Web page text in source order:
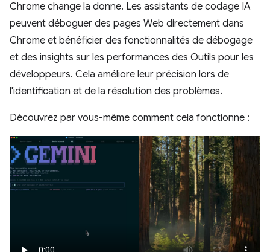
Chrome change la donne. Les assistants de codage IA
peuvent déboguer des pages Web directement dans
Chrome et bénéficier des fonctionnalités de débogage
et des insights sur les performances des Outils pour les
développeurs. Cela améliore leur précision lors de
l'identification et de la résolution des problèmes.
Découvrez par vous-même comment cela fonctionne :